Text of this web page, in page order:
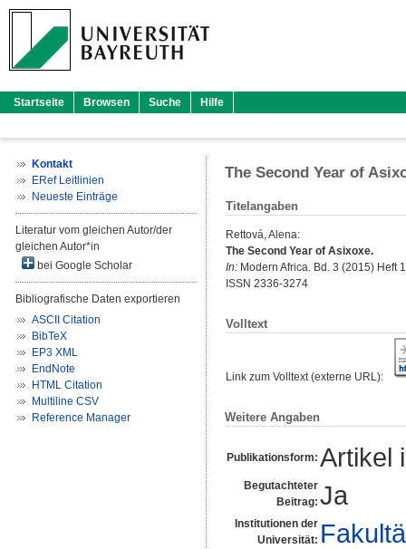
Startseite Browsen Suche Hilfe
Kontakt
ERef Leitlinien
Neueste Einträge
Literatur vom gleichen Autor/der
gleichen Autor*in
bei Google Scholar
Bibliografische Daten exportieren
ASCII Citation
BibTeX
EP3 XML
EndNote
HTML Citation
Multiline CSV
Reference Manager
The Second Year of
Titelangaben
Rettová, Alena:
The Second Year of Asixoxe.
In: Modern Africa. Bd. 3 (2015) Heft
ISSN 2336-3274
Volltext
Link zum Volltext (externe URL):
Weitere Angaben
Publikationsform: Artikel
Begutachteter
Beitrag: Ja
Institutionen der
Universität: